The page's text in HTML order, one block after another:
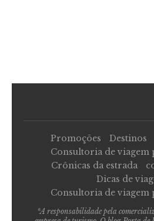
Promoções Destinos
Consultoria de viagem
Crônicas da estrada
Dicas de
Consultoria de viagem
*A responsabilidade pela